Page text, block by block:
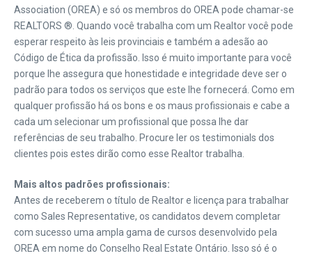
Association (OREA) e só os membros do OREA pode chamar-se
REALTORS ®. Quando você trabalha com um Realtor você pode
esperar respeito às leis provinciais e também a adesão ao
Código de Ética da profissão.
Isso é muito importante para você
porque lhe assegura que honestidade e integridade deve ser o
padrão para todos os serviços que este lhe fornecerá. Como em
qualquer profissão há os bons e os maus profissionais e cabe a
cada um selecionar um profissional que possa lhe dar
referências de seu trabalho. Procure ler os testimonials dos
clientes pois estes dirão como esse Realtor trabalha.
Mais altos padrões profissionais:
Antes de receberem o título de Realtor e licença para trabalhar
como Sales Representative, os candidatos devem completar
com sucesso uma ampla gama de cursos desenvolvido pela
OREA em nome do Conselho Real Estate Ontário. Isso só é o